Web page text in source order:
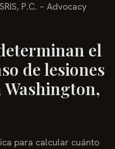
P.C. – Advocacy
el
de lesiones
Washington,
para calcular cuánto